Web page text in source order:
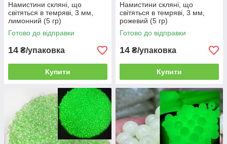
Намистини скляні, що
світяться в темряві, 3 мм,
лимонний (5 гр)
Готово до відправки
14 ₴/упаковка
Купити
Намистини скляні, що
світяться в темряві, 3 мм,
рожевий (5 гр)
Готово до відправки
14 ₴/упаковка
Купити